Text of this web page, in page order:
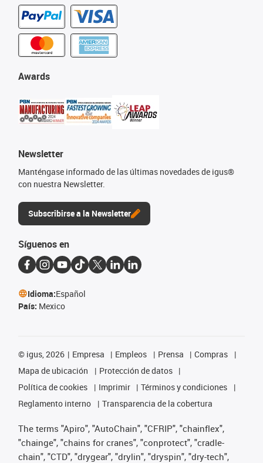
Awards
Newsletter
Manténgase informado de las últimas novedades de igus®
con nuestra Newsletter.
Subscribirse a la Newsletter
Síguenos en
Idioma:Español
País: Mexico
© igus, 2026 Empresa Empleos Prensa
Compras
Mapa de ubicación
Protección de datos
Política de cookies
Imprimir
Términos y condiciones
Reglamento interno
Transparencia de la cobertura
The terms "Apiro", "AutoChain", "CFRIP", "chainflex",
"chainge", "chains for cranes", "conprotect", "cradle-
chain", "CTD", "drygear", "drylin", "dryspin", "dry-tech",